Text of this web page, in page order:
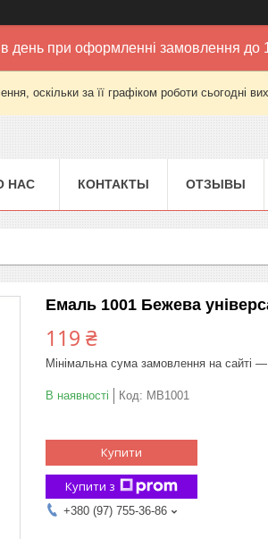
в день при оформленні замовлення до
оскільки за її графіком роботи сьогодні
НАС КОНТАКТЫ ОТЗЫВЫ
Емаль 1001 Бежева
119 ₴
Мінімальна сума замовлення на сайті
В наявності Код: MB1001
Купити
Купити з
+380 (97) 755-36-86